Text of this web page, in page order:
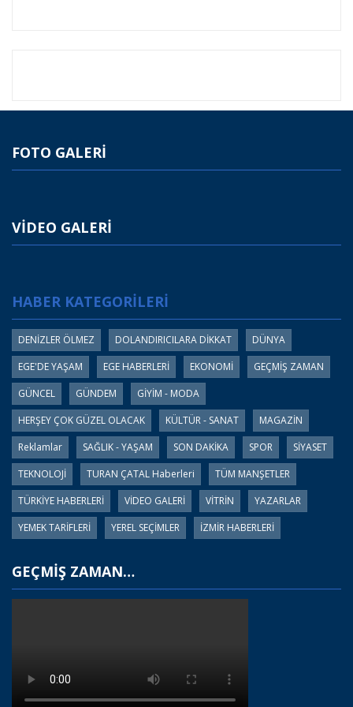
FOTO GALERİ
VİDEO GALERİ
HABER KATEGORİLERİ
DENİZLER ÖLMEZ DOLANDIRICILARA DİKKAT
DÜNYA
EGE'DE YAŞAM
EGE HABERLERİ EKONOMİ
GEÇMİŞ ZAMAN
GÜNCEL
GÜNDEM
GİYİM - MODA
HERŞEY ÇOK GÜZEL OLACAK
KÜLTÜR - SANAT
MAGAZİN
Reklamlar
SAĞLIK - YAŞAM SON DAKİKA SPOR
SİYASET
TEKNOLOJİ
TURAN ÇATAL Haberleri
TÜM MANŞETLER
TÜRKİYE HABERLERİ
VİDEO GALERİ VİTRİN
YAZARLAR
YEMEK TARİFLERİ
YEREL SEÇİMLER İZMİR HABERLERİ
GEÇMİŞ ZAMAN…